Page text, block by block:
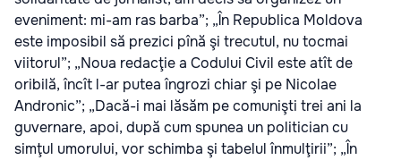
eveniment: mi-am ras barba”; „În Republica Moldova
este imposibil să prezici pînă şi trecutul, nu tocmai
viitorul”; „Noua redacţie a Codului Civil este atît de
oribilă, încît l-ar putea îngrozi chiar şi pe Nicolae
Andronic”; „Dacă-i mai lăsăm pe comunişti trei ani la
guvernare, apoi, după cum spunea un politician cu
simţul umorului, vor schimba şi tabelul înmulţirii”; „În